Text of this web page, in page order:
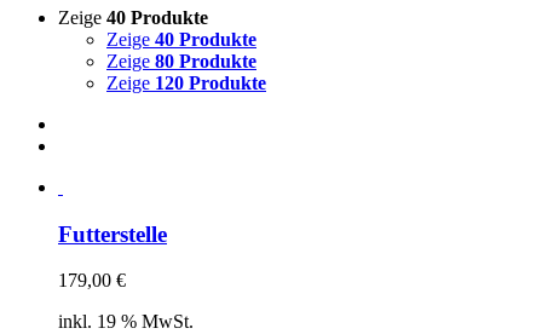
Zeige 40 Produkte
Zeige 40 Produkte
Zeige 80 Produkte
Zeige 120 Produkte
Futterstelle
179,00 €
inkl. 19 % MwSt.